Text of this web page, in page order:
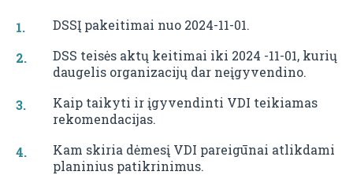
DSSĮ pakeitimai nuo 2024-11-01.
DSS teisės aktų keitimai iki 2024 -11-01, kurių
daugelis organizacijų dar neįgyvendino.
Kaip taikyti ir įgyvendinti VDI teikiamas
rekomendacijas.
Kam skiria dėmesį VDI pareigūnai atlikdami
planinius patikrinimus.